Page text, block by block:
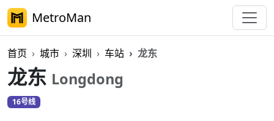
MetroMan
首页 城市 深圳 车站 龙东
龙东 Longdong
16号线